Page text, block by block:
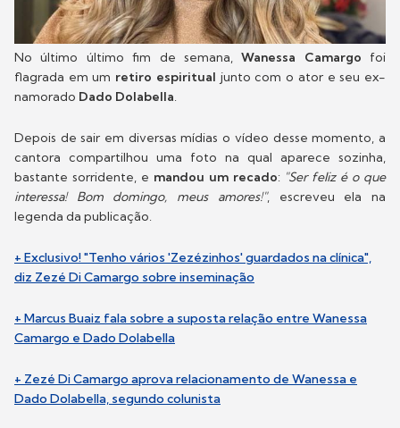
No último último fim de semana,Wanessa Camargo foi
flagrada em um retiro espiritual junto com o ator e seu ex-
namorado Dado Dolabella.
Depois de sair em diversas mídias o vídeo desse momento, a
cantora compartilhou uma foto na qual aparece sozinha,
bastante sorridente, e mandou um recado: "Ser feliz é o que
interessa! Bom domingo, meus amores!", escreveu ela na
legenda da publicação.
+ Exclusivo! "Tenho vários 'Zezézinhos' guardados na clínica",
diz Zezé Di Camargo sobre inseminação
+ Marcus Buaiz fala sobre a suposta relação entre Wanessa
Camargo e Dado Dolabella
+ Zezé Di Camargo aprova relacionamento de Wanessa e
Dado Dolabella, segundo colunista